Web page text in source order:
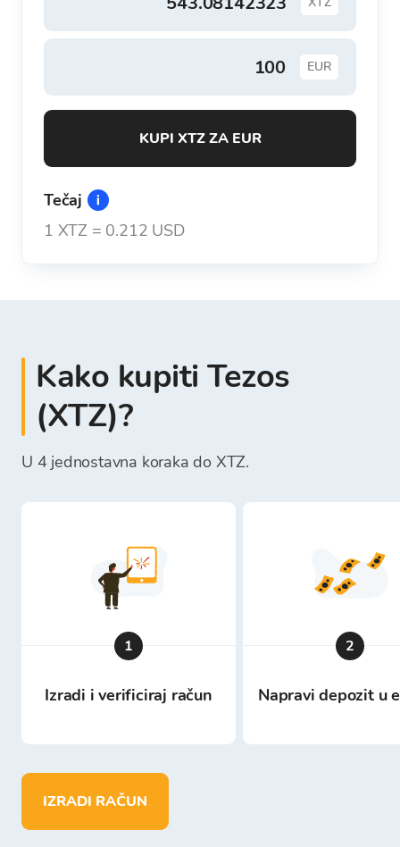
EUR
KUPI XTZ ZA EUR
Tečaj
1 XTZ = 0.212 USD
Kako kupiti Tezos
(XTZ)?
U 4 jednostavna koraka do XTZ.
1
Izradi i verificiraj račun
2
Napravi depozit u
IZRADI RAČUN